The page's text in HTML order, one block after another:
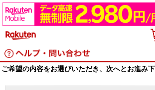
ご希望の内容をお選びいただき、次へとお進み下